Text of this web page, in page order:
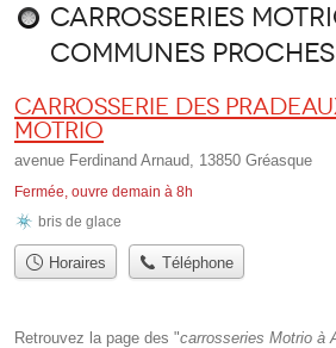
Carrosseries
communes proches
Carrosserie des
Motrio
avenue Ferdinand Arnaud, 13850 Gréasque
Fermée, ouvre demain à 8h
bris de glace
Horaires Téléphone
Retrouvez la page des "carrosseries Motrio à